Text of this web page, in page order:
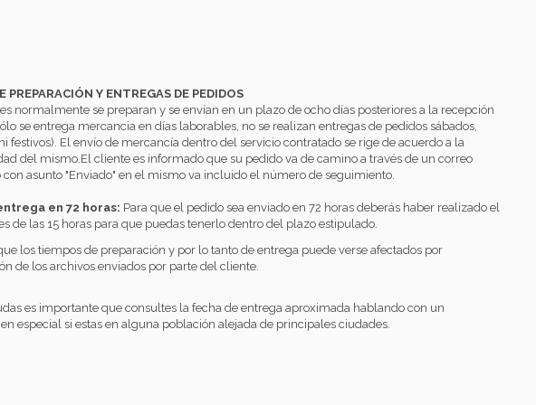
PREPARACIÓN Y ENTREGAS DE PEDIDOS
normalmente se preparan y se envían en un plazo de ocho días posteriores a la recepción
se entrega mercancia en días laborables, no se realizan entregas de pedidos sábados,
festivos). El envío de mercancía dentro del servicio contratado se rige de acuerdo a la
del mismo.El cliente es informado que su pedido va de camino a través de un correo
asunto "Enviado" en el mismo va incluido el número de seguimiento.
en 72 horas: Para que el pedido sea enviado en 72 horas deberás haber realizado el
de las 15 horas para que puedas tenerlo dentro del plazo estipulado.
los tiempos de preparación y por lo tanto de entrega puede verse afectados por
de los archivos enviados por parte del cliente.
es importante que consultes la fecha de entrega aproximada hablando con un
especial si estas en alguna población alejada de principales ciudades.